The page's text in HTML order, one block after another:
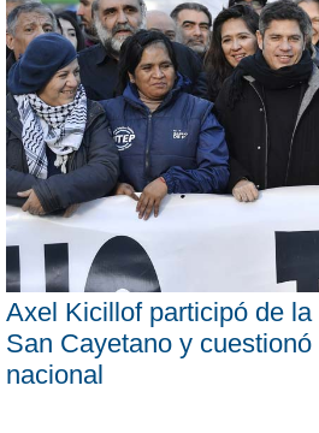
Axel Kicillof participó de
San Cayetano y
nacional